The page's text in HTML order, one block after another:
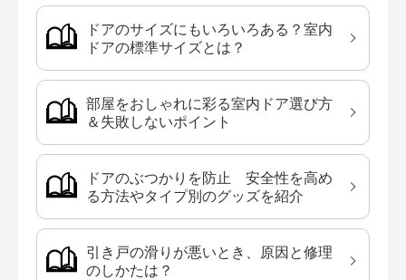
ドアのサイズにもいろいろある？室内
ドアの標準サイズとは？
部屋をおしゃれに彩る室内ドア選び方
＆失敗しないポイント
ドアのぶつかりを防止 安全性を高め
る方法やタイプ別のグッズを紹介
引き戸の滑りが悪いとき、原因と修理
のしかたは？